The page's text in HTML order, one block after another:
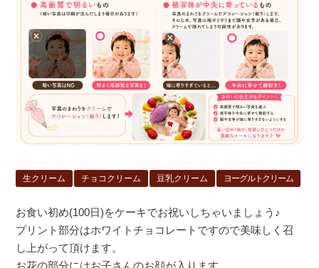
生クリーム チョコクリーム 豆乳クリーム ヨーグルトクリーム
お食い初め(100日)をケーキでお祝いしちゃいましょう♪
プリント部分はホワイトチョコレートですので美味しく召
し上がって頂けます。